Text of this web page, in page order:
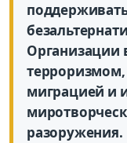
Организации
миграцией и
разоружения.